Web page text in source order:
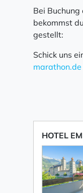
Bei
bekommst
gestellt:
Schick uns
marathon.de
HOTEL